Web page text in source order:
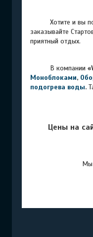
Хотите и вы
заказывайте
приятный отдых.
В компании
Моноблоками,
подогрева воды.
Цены на
Мы